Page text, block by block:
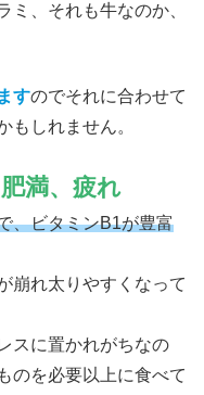
ミ、それも牛なのか、
すのでそれに合わせて
もしれません。
満、疲れ
、ビタミンB1が豊富
崩れ太りやすくなって
スに置かれがちなの
のを必要以上に食べて